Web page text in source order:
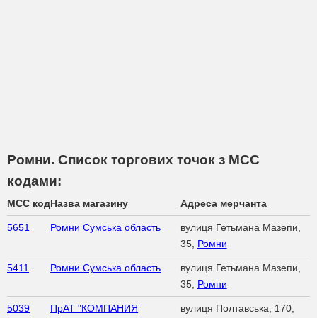
Ромни. Список торгових точок з МСС
кодами:
MCC кодНазва магазину Адреса мерчанта
5651 Ромни Сумська область
вулиця Гетьмана Мазепи,
35, Ромни
5411 Ромни Сумська область
вулиця Гетьмана Мазепи,
35, Ромни
5039 ПрАТ "КОМПАНИЯ вулиця Полтавська, 170,